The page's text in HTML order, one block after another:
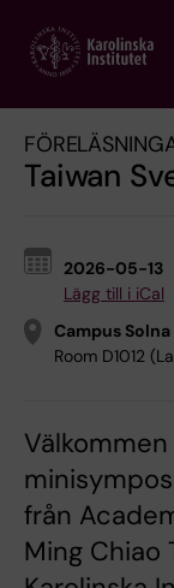
main
Taiwan
2026-05-13
Lägg till i iCal
Campus Solna
Room D1012
från
Ming Chiao